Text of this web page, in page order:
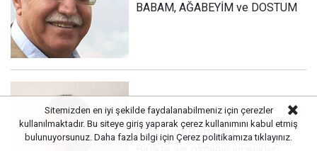
BABAM, AĞABEYİM ve DOSTUM
Mahsum Rençber
Sitemizden en iyi şekilde faydalanabilmeniz için çerezler
kullanılmaktadır. Bu siteye giriş yaparak çerez kullanımını kabul etmiş
bulunuyorsunuz. Daha fazla bilgi için Çerez politikamıza tıklayınız.